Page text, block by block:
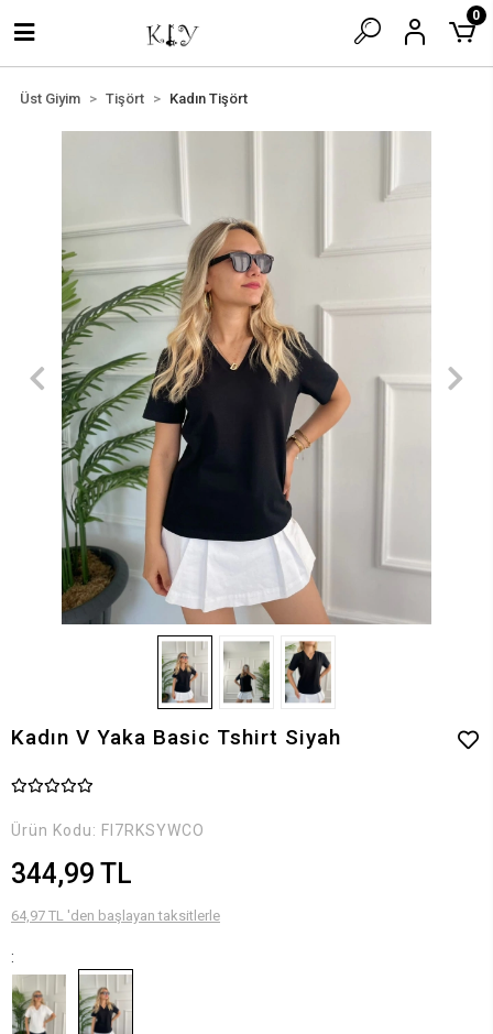
0
Üst Giyim Tişört Kadın Tişört
Kadın V Yaka Basic Tshirt Siyah
Ürün Kodu: FI7RKSYWCO
344,99 TL
64,97 TL 'den başlayan taksitlerle
: